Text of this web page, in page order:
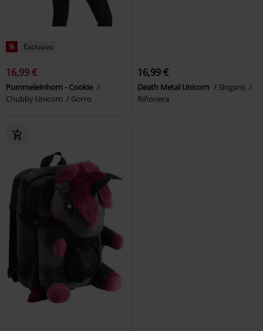
% Exclusivo
16,99 €
Pummeleinhorn - Cookie
Chubby Unicorn
Gorro
16,99 €
Death Metal Unicorn
Slogans
Riñonera